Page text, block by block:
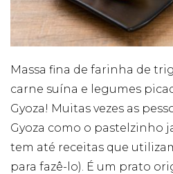
Massa fina de farinha de
carne suína e legumes
Gyoza! Muitas vezes as
Gyoza como o pastelzinho
tem até receitas que
para fazê-lo). É um prato